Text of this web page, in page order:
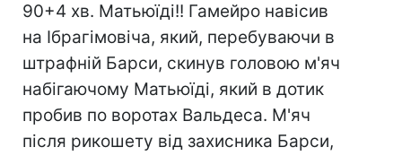
90+4 хв. Матьюїді!! Гамейро навісив
на Ібрагімовіча, який, перебуваючи в
штрафній Барси, скинув головою м'яч
набігаючому Матьюїді, який в дотик
пробив по воротах Вальдеса. М'яч
після рикошету від захисника Барси,